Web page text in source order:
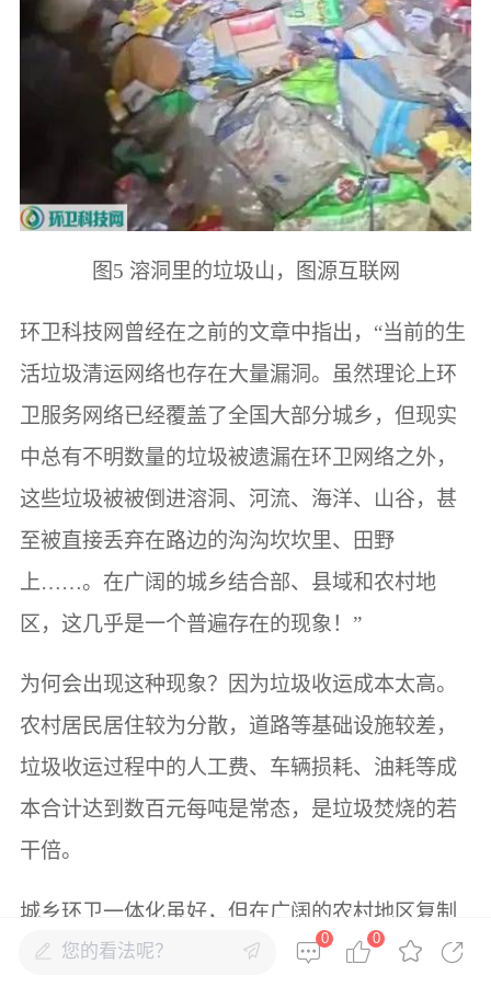
图5 溶洞里的垃圾山，图源互联网
环卫科技网曾经在之前的文章中指出，“当前的生
活垃圾清运网络也存在大量漏洞。虽然理论上环
卫服务网络已经覆盖了全国大部分城乡，但现实
中总有不明数量的垃圾被遗漏在环卫网络之外，
这些垃圾被被倒进溶洞、河流、海洋、山谷，甚
至被直接丢弃在路边的沟沟坎坎里、田野
上……。在广阔的城乡结合部、县域和农村地
区，这几乎是一个普遍存在的现象！”
为何会出现这种现象？因为垃圾收运成本太高。
农村居民居住较为分散，道路等基础设施较差，
垃圾收运过程中的人工费、车辆损耗、油耗等成
本合计达到数百元每吨是常态，是垃圾焚烧的若
干倍。
城乡环卫一体化虽好，但在广阔的农村地区复制
城市环卫的管理模式，需要天价的持续性投入，
您的看法呢？
0 0